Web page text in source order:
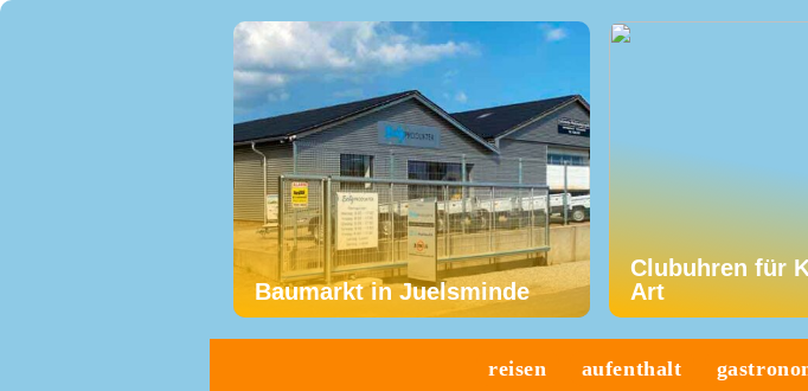
Baumarkt in Juelsminde
Clubuhren für
Art
reisen aufenthalt